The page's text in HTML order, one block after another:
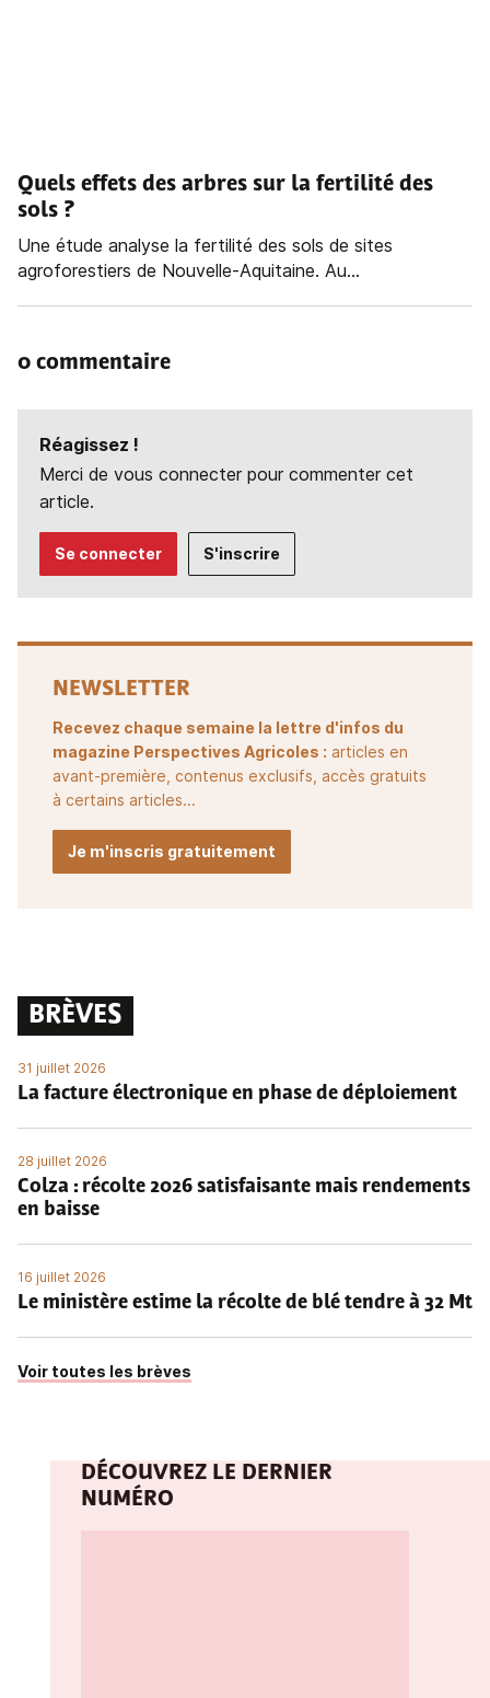
Quels effets des arbres sur la fertilité des
sols ?
Une étude analyse la fertilité des sols de sites
agroforestiers de Nouvelle-Aquitaine. Au...
0 commentaire
Réagissez !
Merci de vous connecter pour commenter cet
article.
Se connecter S'inscrire
NEWSLETTER
Recevez chaque semaine la lettre d'infos du
magazine Perspectives Agricoles : articles en
avant-première, contenus exclusifs, accès gratuits
à certains articles...
Je m'inscris gratuitement
BRÈVES
31 juillet 2026
La facture électronique en phase de déploiement
28 juillet 2026
Colza : récolte 2026 satisfaisante mais rendements
en baisse
16 juillet 2026
Le ministère estime la récolte de blé tendre à 32 Mt
Voir toutes les brèves
DÉCOUVREZ LE DERNIER
NUMÉRO